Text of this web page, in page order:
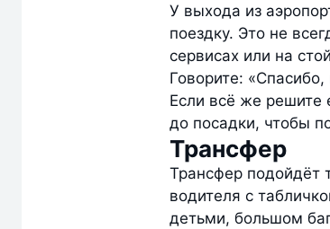
У выхода из
поездку. Это не
сервисах или на
Говорите:
Если всё же решите
до посадки, чтобы
Трансфер
Трансфер подойдёт
водителя с
детьми, большом